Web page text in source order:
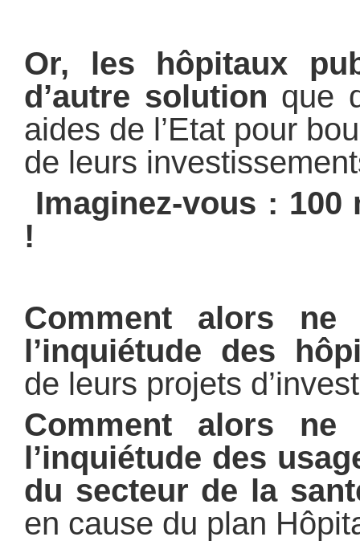
Or, les hôpitaux
d’autre solution que
aides de l’Etat pour
de leurs
Imaginez-vous : 100
!
Comment alors ne
l’inquiétude des
de leurs projets
Comment alors ne
l’inquiétude des
du secteur de la
en cause du plan